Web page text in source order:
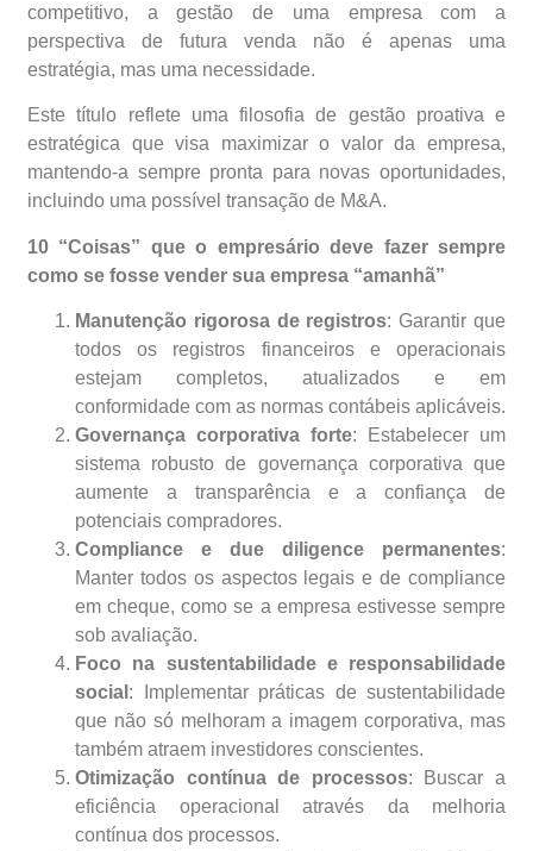
competitivo, a gestão de uma empresa com a
perspectiva de futura venda não é apenas uma
estratégia, mas uma necessidade.
Este título reflete uma filosofia de gestão proativa e
estratégica que visa maximizar o valor da empresa,
mantendo-a sempre pronta para novas oportunidades,
incluindo uma possível transação de M&A.
10 “Coisas” que o empresário deve fazer sempre
como se fosse vender sua empresa “amanhã”
Manutenção rigorosa de registros: Garantir que
todos os registros financeiros e operacionais
estejam completos, atualizados e em
conformidade com as normas contábeis aplicáveis.
Governança corporativa forte: Estabelecer um
sistema robusto de governança corporativa que
aumente a transparência e a confiança de
potenciais compradores.
Compliance e due diligence permanentes:
Manter todos os aspectos legais e de compliance
em cheque, como se a empresa estivesse sempre
sob avaliação.
Foco na sustentabilidade e responsabilidade
social : Implementar práticas de sustentabilidade
que não só melhoram a imagem corporativa, mas
também atraem investidores conscientes.
Otimização contínua de processos: Buscar a
eficiência operacional através da melhoria
contínua dos processos.